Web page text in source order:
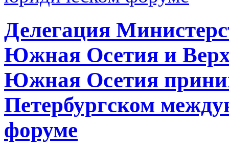
Делегация
Южная Осетия и
Южная Осетия
Петербургском
форуме